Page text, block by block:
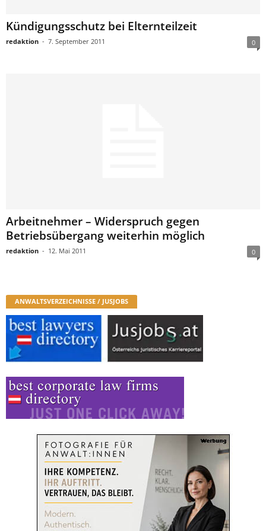
Kündigungsschutz bei Elternteilzeit
redaktion - 7. September 2011 0
Arbeitnehmer – Widerspruch gegen
Betriebsübergang weiterhin möglich
redaktion - 12. Mai 2011 0
ANWALTSVERZEICHNISSE / JUSJOBS